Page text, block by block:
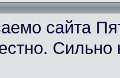
сайта
Сильно